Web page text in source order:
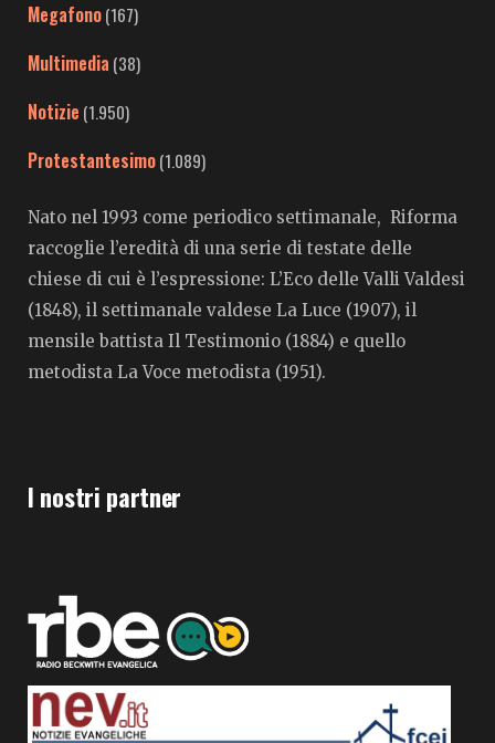
Megafono(167)
Multimedia (38)
Notizie (1.950)
Protestantesimo(1.089)
Nato nel 1993 come periodico settimanale, Riforma
raccoglie l’eredità di una serie di testate delle
chiese di cui è l’espressione: L’Eco delle Valli Valdesi
(1848), il settimanale valdese La Luce (1907), il
mensile battista Il Testimonio (1884) e quello
metodista La Voce metodista (1951).
I nostri partner